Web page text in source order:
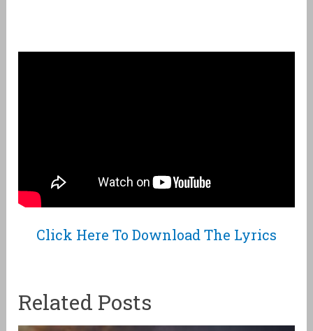
Click Here To Download The Lyrics
Related Posts